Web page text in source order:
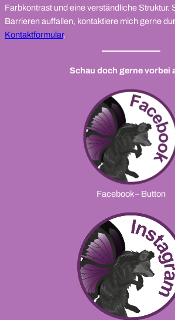
Farbkontrast und eine verständliche Struktur.
Barrieren auffallen, kontaktiere mich gerne
Kontaktformular.
Schau doch gerne vorbei
Facebook – Button